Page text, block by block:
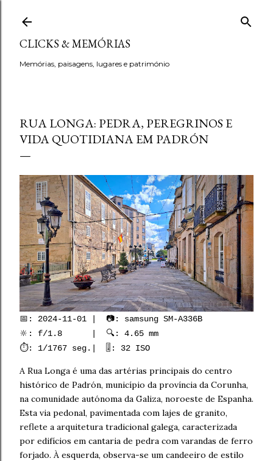
CLICKS & MEMÓRIAS
Memórias, paisagens, lugares e património
RUA LONGA: PEDRA, PEREGRINOS E
VIDA QUOTIDIANA EM PADRÓN
📅: 2024-11-01 | 📷: samsung SM-A336B
🔆: f/1.8 | 🔍: 4.65 mm
⏱️: 1/1767 seg.| 🎚️: 32 ISO
A Rua Longa é uma das artérias principais do centro
histórico de Padrón, município da província da Corunha,
na comunidade autónoma da Galiza, noroeste de Espanha.
Esta via pedonal, pavimentada com lajes de granito,
reflete a arquitetura tradicional galega, caracterizada
por edifícios em cantaria de pedra com varandas de ferro
forjado. À esquerda, observa-se um candeeiro de estilo